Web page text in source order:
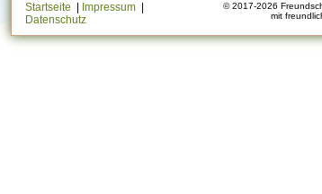
Startseite Impressum
Datenschutz
© 2017-2026
mit